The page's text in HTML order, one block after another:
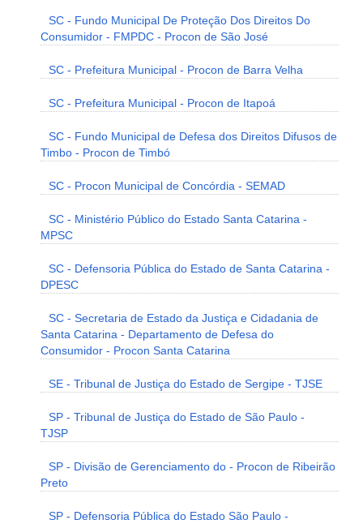
SC - Fundo Municipal De Proteção Dos Direitos Do
Consumidor - FMPDC - Procon de São José
SC - Prefeitura Municipal - Procon de Barra Velha
SC - Prefeitura Municipal - Procon de Itapoá
SC - Fundo Municipal de Defesa dos Direitos Difusos de
Timbo - Procon de Timbó
SC - Procon Municipal de Concórdia - SEMAD
SC - Ministério Público do Estado Santa Catarina -
MPSC
SC - Defensoria Pública do Estado de Santa Catarina -
DPESC
SC - Secretaria de Estado da Justiça e Cidadania de
Santa Catarina - Departamento de Defesa do
Consumidor - Procon Santa Catarina
SE - Tribunal de Justiça do Estado de Sergipe - TJSE
SP - Tribunal de Justiça do Estado de São Paulo -
TJSP
SP - Divisão de Gerenciamento do - Procon de Ribeirão
Preto
SP - Defensoria Pública do Estado São Paulo -